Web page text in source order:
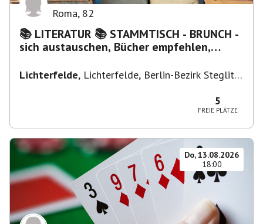
Roma, 82
📚 LITERATUR 📚 STAMMTISCH - BRUNCH -
sich austauschen, Bücher empfehlen,
Lichterfelde, Lichterfelde, Berlin-Bezirk Steglitz-
5
FREIE PLÄTZE
Do, 13.08.2026
18:00